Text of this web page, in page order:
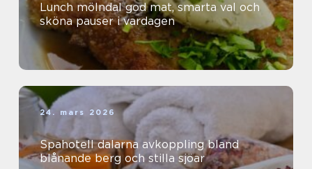
Lunch mölndal god mat, smarta val och
sköna pauser i vardagen
24. mars 2026
Spahotell dalarna avkoppling bland
blånande berg och stilla sjöar